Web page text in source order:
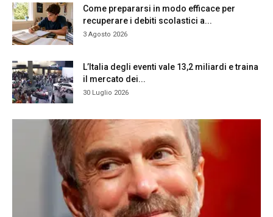
Come prepararsi in modo efficace per
recuperare i debiti scolastici a...
3 Agosto 2026
L’Italia degli eventi vale 13,2 miliardi e traina
il mercato dei...
30 Luglio 2026